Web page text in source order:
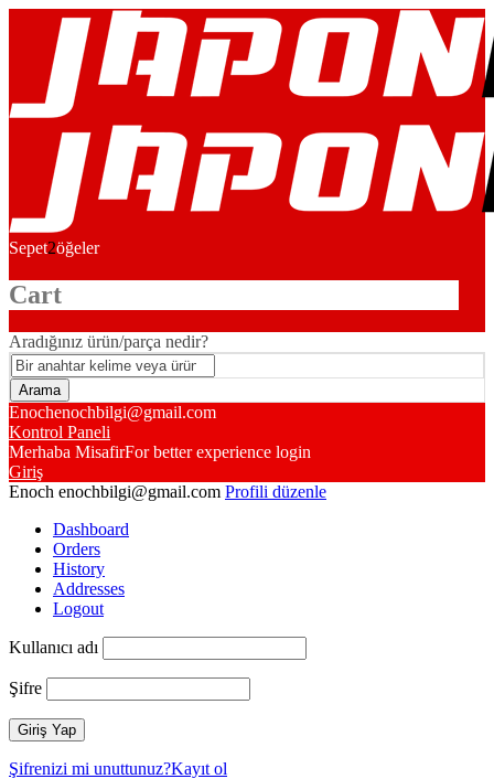
Sepet2öğeler
Cart
Aradığınız ürün/parça nedir?
Enochenochbilgi@gmail.com
Kontrol Paneli
Merhaba MisafirFor better experience login
Giriş
Enoch enochbilgi@gmail.com Profili düzenle
Dashboard
Orders
History
Addresses
Logout
Kullanıcı adı
Şifre
Şifrenizi mi unuttunuz?Kayıt ol